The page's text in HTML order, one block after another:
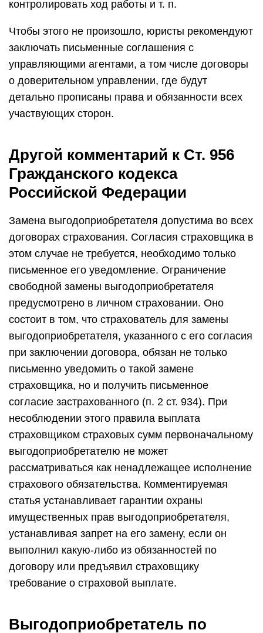
контролировать ход работы и т. п.
Чтобы этого не произошло, юристы рекомендуют
заключать письменные соглашения с
управляющими агентами, а том числе договоры
о доверительном управлении, где будут
детально прописаны права и обязанности всех
участвующих сторон.
Другой комментарий к Ст. 956
Гражданского кодекса
Российской Федерации
Замена выгодоприобретателя допустима во всех
договорах страхования. Согласия страховщика в
этом случае не требуется, необходимо только
письменное его уведомление. Ограничение
свободной замены выгодоприобретателя
предусмотрено в личном страховании. Оно
состоит в том, что страхователь для замены
выгодоприобретателя, указанного с его согласия
при заключении договора, обязан не только
письменно уведомить о такой замене
страховщика, но и получить письменное
согласие застрахованного (п. 2 ст. 934). При
несоблюдении этого правила выплата
страховщиком страховых сумм первоначальному
выгодоприобретателю не может
рассматриваться как ненадлежащее исполнение
страхового обязательства. Комментируемая
статья устанавливает гарантии охраны
имущественных прав выгодоприобретателя,
устанавливая запрет на его замену, если он
выполнил какую-либо из обязанностей по
договору или предъявил страховщику
требование о страховой выплате.
Выгодоприобретатель по